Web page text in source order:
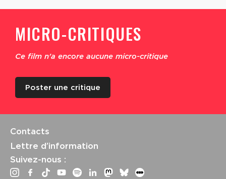
MICRO-CRITIQUES
Ce film n'a encore aucune micro-critique
Poster une critique
Contacts
Lettre d’information
Suivez-nous :